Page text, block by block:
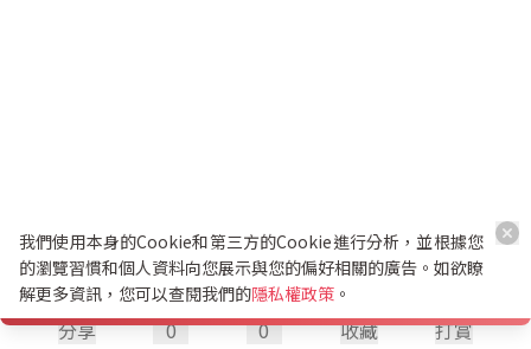
分享 0 0 收藏 打賞
我們使用本身的Cookie和第三方的Cookie進行分析，並根據您
的瀏覽習慣和個人資料向您展示與您的偏好相關的廣告。如欲瞭
解更多資訊，您可以查閱我們的隱私權政策 。